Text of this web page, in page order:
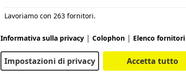
Lavoriamo con 263 fornitori.
Informativa sulla privacy | Colophon | Elenco fornitori
Impostazioni di privacy Accetta tutto